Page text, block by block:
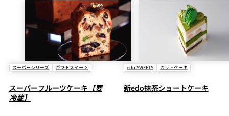
スーパーシリーズ ギフトスイーツ
スーパーフルーツケーキ 【要
冷蔵】
edo SWEETS カットケーキ
新edo抹茶ショートケーキ